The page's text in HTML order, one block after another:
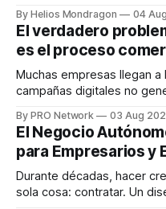
dispositivos inteligentes,
en tiempo real para ayudar
decisiones sobre su salud
responder
By Helios Mondragon 04
El verdadero
es el proceso
Muchas empresas llegan
campañas digitales no
INTERIUS, el problema suele
una entrevista para el
marketing digital explicó
By PRO Network 03 Aug
El Negocio
para Empresarios y
Durante décadas, hacer
sola cosa: contratar. Un